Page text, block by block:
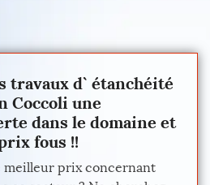
travaux d` étanchéité
Coccoli une
dans le domaine et
fous !!
meilleur prix concernant